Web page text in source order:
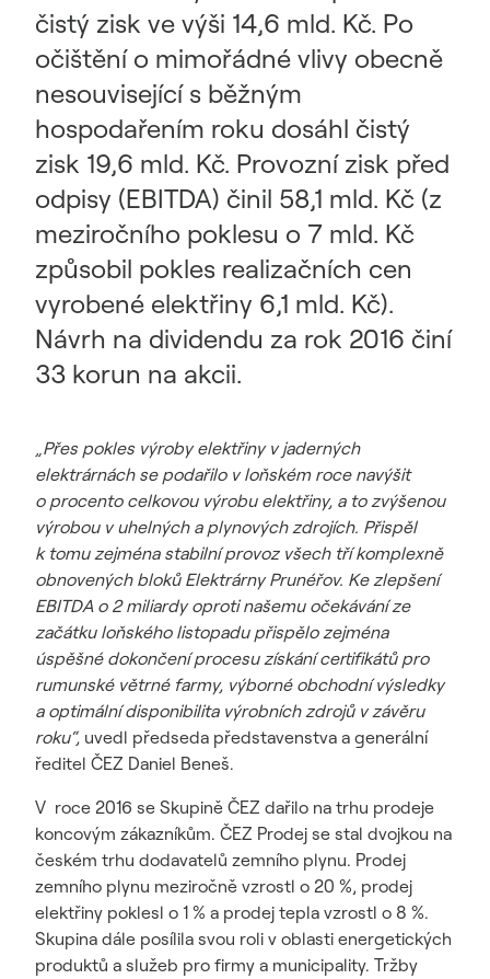
čistý zisk ve výši 14,6 mld. Kč. Po
očištění o mimořádné vlivy obecně
nesouvisející s běžným
hospodařením roku dosáhl čistý
zisk 19,6 mld. Kč. Provozní zisk před
odpisy (EBITDA) činil 58,1 mld. Kč (z
meziročního poklesu o 7 mld. Kč
způsobil pokles realizačních cen
vyrobené elektřiny 6,1 mld. Kč).
Návrh na dividendu za rok 2016 činí
33 korun na akcii.
„Přes pokles výroby elektřiny v jaderných
elektrárnách se podařilo v loňském roce navýšit
o procento celkovou výrobu elektřiny, a to zvýšenou
výrobou v uhelných a plynových zdrojích. Přispěl
k tomu zejména stabilní provoz všech tří komplexně
obnovených bloků Elektrárny Prunéřov. Ke zlepšení
EBITDA o 2 miliardy oproti našemu očekávání ze
začátku loňského listopadu přispělo zejména
úspěšné dokončení procesu získání certifikátů pro
rumunské větrné farmy, výborné obchodní výsledky
a optimální disponibilita výrobních zdrojů v závěru
roku“, uvedl předseda představenstva a generální
ředitel ČEZ Daniel Beneš.
V roce 2016 se Skupině ČEZ dařilo na trhu prodeje
koncovým zákazníkům. ČEZ Prodej se stal dvojkou na
českém trhu dodavatelů zemního plynu. Prodej
zemního plynu meziročně vzrostl o 20 %, prodej
elektřiny poklesl o 1 % a prodej tepla vzrostl o 8 %.
Skupina dále posílila svou roli v oblasti energetických
produktů a služeb pro firmy a municipality. Tržby